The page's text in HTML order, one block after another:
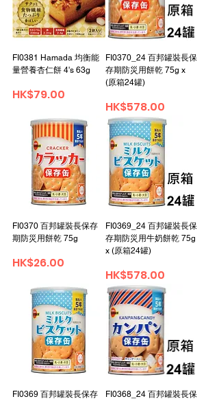
FI0381 Hamada 均衡能
量營養杏仁餅 4's 63g
Price
HK$79.00
FI0370_24 百邦罐裝長保
存期防災用餅乾 75g x
(原箱24罐)
Price
HK$578.00
FI0370 百邦罐裝長保存
期防災用餅乾 75g
Price
HK$26.00
FI0369_24 百邦罐裝長保
存期防災用牛奶餅乾 75g
x (原箱24罐)
Price
HK$578.00
FI0369 百邦罐裝長保存
FI0368_24 百邦罐裝長保